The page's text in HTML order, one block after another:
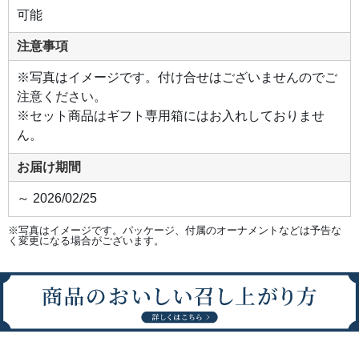
ムを
使っ
たレ
アタ
イプ
層仕
て。
可能
注意事項
※写真はイメージです。付け合せはございませんのでご
注意ください。
※セット商品はギフト専用箱にはお入れしておりませ
ん。
お届け期間
～ 2026/02/25
※写真はイメージです。パッケージ、付属のオーナメントなどは予告な
く変更になる場合がございます。